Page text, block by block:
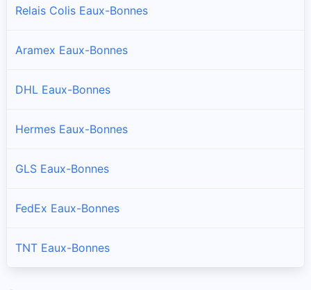
Relais Colis Eaux-Bonnes
Aramex Eaux-Bonnes
DHL Eaux-Bonnes
Hermes Eaux-Bonnes
GLS Eaux-Bonnes
FedEx Eaux-Bonnes
TNT Eaux-Bonnes